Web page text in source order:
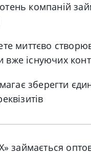
компаній
миттєво
існуючих
зберегти
займається